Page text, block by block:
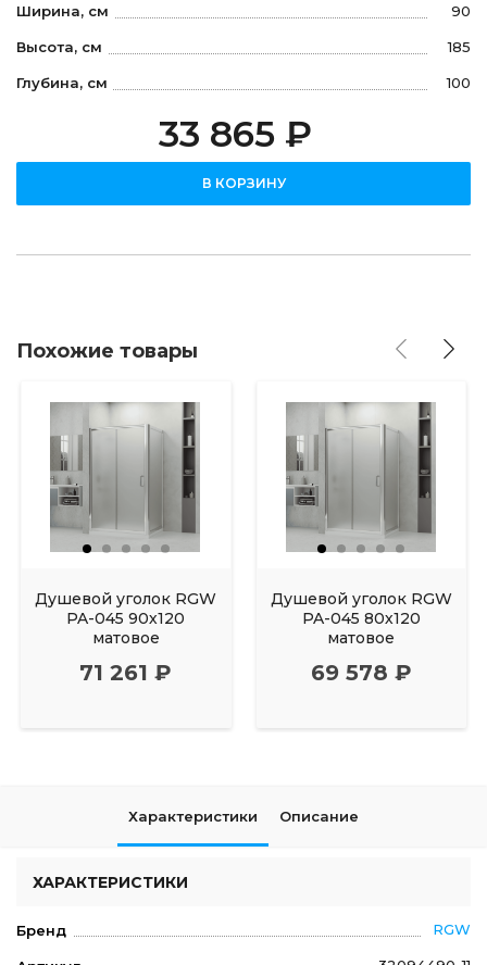
Ширина, см 90
Высота, см 185
Глубина, см 100
33 865 ₽
В КОРЗИНУ
Похожие товары
Душевой уголок RGW
PA-045 90х120
матовое
71 261 ₽
Душевой уголок RGW
PA-045 80х120
матовое
69 578 ₽
Характеристики Описание
ХАРАКТЕРИСТИКИ
Бренд RGW